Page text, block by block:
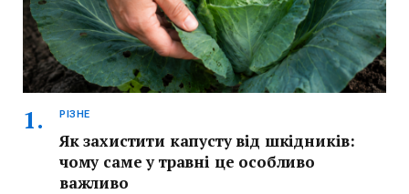
РІЗНЕ
Як захистити капусту від шкідників:
чому саме у травні це особливо
важливо